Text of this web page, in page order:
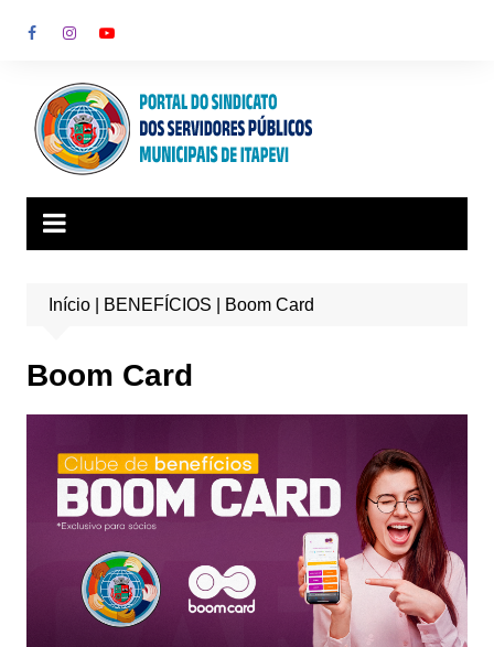
para
conteúdo
Início| BENEFÍCIOS Boom Card
Boom Card